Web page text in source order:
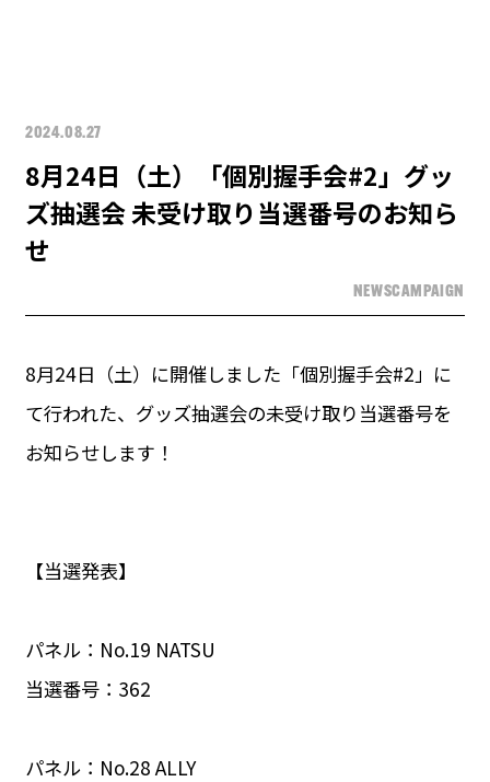
2024.08.27
8月24日（土）「個別握手会#2」グッ
ズ抽選会 未受け取り当選番号のお知ら
せ
NEWSCAMPAIGN
8月24日（土）に開催しました「個別握手会#2」に
て行われた、グッズ抽選会の未受け取り当選番号を
お知らせします！
【当選発表】
パネル：No.19 NATSU
当選番号：362
パネル：No.28 ALLY